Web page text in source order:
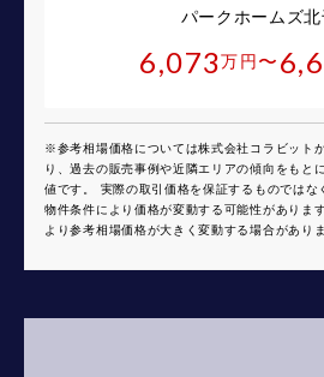
パークホームズ北
6,073万円 〜
※参考相場価格については株式会社コラビット
り、過去の販売事例や近隣エリアの傾向をもと
値です。 実際の取引価格を保証するものではな
物件条件により価格が変動する可能性がありま
より参考相場価格が大きく変動する場合があり